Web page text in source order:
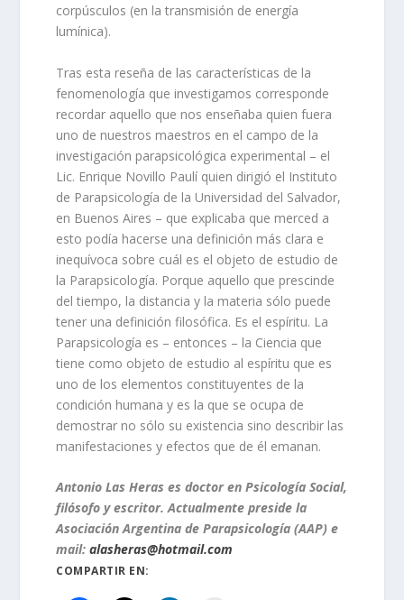
corpúsculos (en la transmisión de energía
lumínica).
Tras esta reseña de las características de la
fenomenología que investigamos corresponde
recordar aquello que nos enseñaba quien fuera
uno de nuestros maestros en el campo de la
investigación parapsicológica experimental – el
Lic. Enrique Novillo Paulí quien dirigió el Instituto
de Parapsicología de la Universidad del Salvador,
en Buenos Aires – que explicaba que merced a
esto podía hacerse una definición más clara e
inequívoca sobre cuál es el objeto de estudio de
la Parapsicología. Porque aquello que prescinde
del tiempo, la distancia y la materia sólo puede
tener una definición filosófica. Es el espíritu. La
Parapsicología es – entonces – la Ciencia que
tiene como objeto de estudio al espíritu que es
uno de los elementos constituyentes de la
condición humana y es la que se ocupa de
demostrar no sólo su existencia sino describir las
manifestaciones y efectos que de él emanan.
Antonio Las Heras es doctor en Psicología Social,
filósofo y escritor. Actualmente preside la
Asociación Argentina de Parapsicología (AAP) e
mail:alasheras@hotmail.com
COMPARTIR EN: